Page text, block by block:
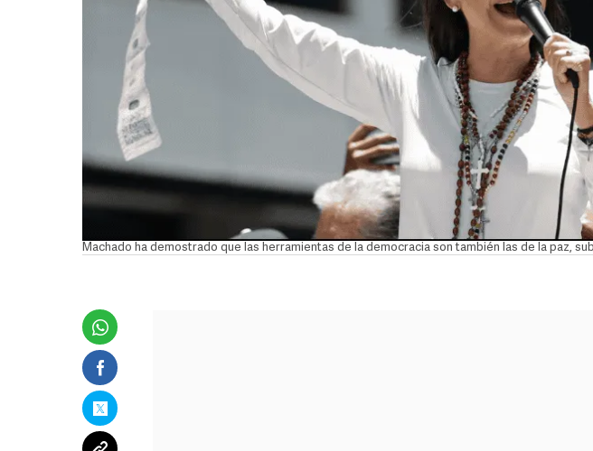
Machado ha demostrado que las herramientas de la democracia son también las de la paz,